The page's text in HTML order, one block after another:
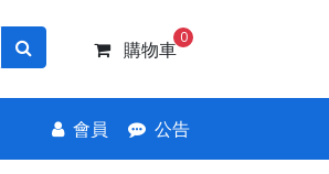
購物車
0
會員 公告